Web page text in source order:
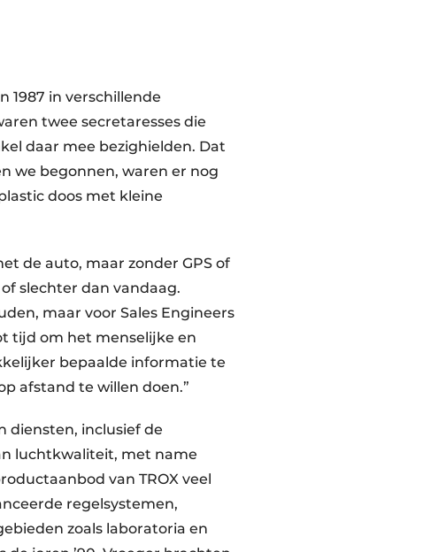
1987 in verschillende
twee secretaresses die
daar mee bezighielden. Dat
we begonnen, waren er nog
doos met kleine
de auto, maar zonder GPS of
slechter dan vandaag.
maar voor Sales Engineers
tijd om het menselijke en
bepaalde informatie te
afstand te willen doen.”
diensten, inclusief de
luchtkwaliteit, met name
van TROX veel
regelsystemen,
zoals laboratoria en